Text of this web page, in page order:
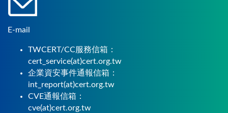
E-mail
TWCERT/CC服務信箱：
cert_service(at)cert.org.tw
企業資安事件通報信箱：
int_report(at)cert.org.tw
CVE通報信箱：
cve(at)cert.org.tw